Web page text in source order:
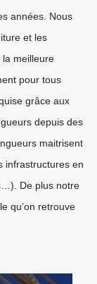
années. Nous
et les
meilleure
pour tous
grâce aux
depuis des
maitrisent
infrastructures en
De plus notre
qu’on retrouve